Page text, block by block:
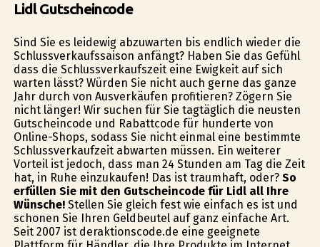
Lidl Gutscheincode
Sind Sie es leidewig abzuwarten bis endlich wieder die
Schlussverkaufssaison anfängt? Haben Sie das Gefühl
dass die Schlussverkaufszeit eine Ewigkeit auf sich
warten lässt? Würden Sie nicht auch gerne das ganze
Jahr durch von Ausverkäufen profitieren? Zögern Sie
nicht länger! Wir suchen für Sie tagtäglich die neusten
Gutscheincode und Rabattcode für hunderte von
Online-Shops, sodass Sie nicht einmal eine bestimmte
Schlussverkaufzeit abwarten müssen. Ein weiterer
Vorteil ist jedoch, dass man 24 Stunden am Tag die Zeit
hat, in Ruhe einzukaufen! Das ist traumhaft, oder? So
erfüllen Sie mit den Gutscheincode für Lidl all Ihre
Wünsche!Stellen Sie gleich fest wie einfach es ist und
schonen Sie Ihren Geldbeutel auf ganz einfache Art.
Seit 2007 ist deraktionscode.de eine geeignete